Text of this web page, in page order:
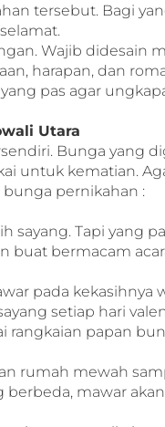
tersebut. Bagi
Wajib didesain
harapan, dan
pas agar
Utara
Bunga yang
untuk kematian.
pernikahan :
sayang. Tapi yang
buat bermacam
pada kekasihnya
setiap hari
rangkaian papan
rumah mewah
mawar